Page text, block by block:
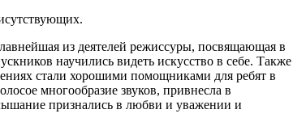
из деятелей режиссуры, посвящающая в
научились видеть искусство в себе. Также
стали хорошими помощниками для ребят в
многообразие звуков, привнесла в
признались в любви и уважении и